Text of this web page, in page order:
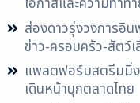
ส่องดาวรุ่งวงการอิน
ข่าว-ครอบครัว-สัตว์
แพลตฟอร์มสตรีมมิ่ง
เดินหน้าบุกตลาดไทย